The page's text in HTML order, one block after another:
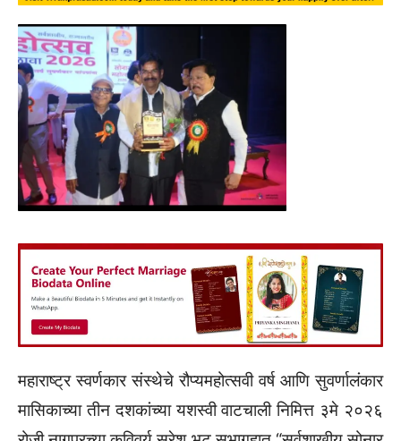
महाराष्ट्र स्वर्णकार संस्थेचे रौप्यमहोत्सवी वर्ष आणि सुवर्णालंकार
मासिकाच्या तीन दशकांच्या यशस्वी वाटचाली निमित्त ३मे २०२६